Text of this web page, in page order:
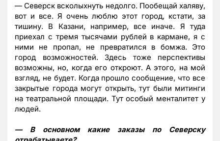
— Северск всколыхнуть недолго. Пообещай халяву,
вот и все. Я очень люблю этот город, кстати, за
тишину. В Казани, например, все иначе. Я туда
приехал с тремя тысячами рублей в кармане, я с
ними не пропал, не превратился в бомжа. Это
город возможностей. Здесь тоже перспективы
возможны, но, когда его откроют. А этого, на мой
взгляд, не будет. Когда прошло сообщение, что все
закрытые города могут открыть, тут были митинги
на театральной площади. Тут особый менталитет у
людей.
— В основном какие заказы по Северску